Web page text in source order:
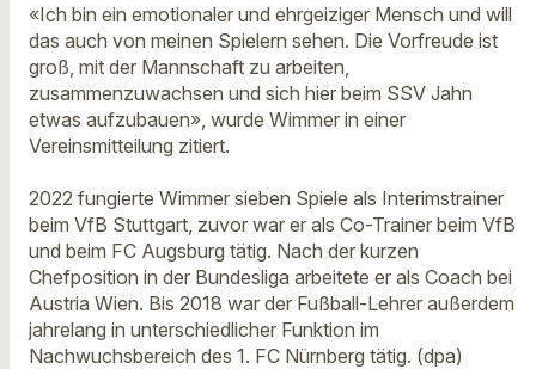
«Ich bin ein emotionaler und ehrgeiziger Mensch und will
das auch von meinen Spielern sehen. Die Vorfreude ist
groß, mit der Mannschaft zu arbeiten,
zusammenzuwachsen und sich hier beim SSV Jahn
etwas aufzubauen», wurde Wimmer in einer
Vereinsmitteilung zitiert.
2022 fungierte Wimmer sieben Spiele als Interimstrainer
beim VfB Stuttgart, zuvor war er als Co-Trainer beim VfB
und beim FC Augsburg tätig. Nach der kurzen
Chefposition in der Bundesliga arbeitete er als Coach bei
Austria Wien. Bis 2018 war der Fußball-Lehrer außerdem
jahrelang in unterschiedlicher Funktion im
Nachwuchsbereich des 1. FC Nürnberg tätig. (dpa)